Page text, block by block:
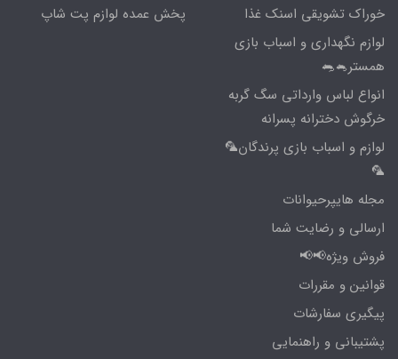
خوراک تشویقی اسنک غذا
لوازم نگهداری و اسباب بازی
همستر🐁🐀
انواع لباس وارداتی سگ گربه
خرگوش دخترانه پسرانه
لوازم و اسباب بازی پرندگان🦜
🦜
مجله هایپرحیوانات
ارسالی و رضایت شما
فروش ویژه📢📢
قوانین و مقررات
پیگیری سفارشات
پشتیبانی و راهنمایی
پخش عمده لوازم پت شاپ